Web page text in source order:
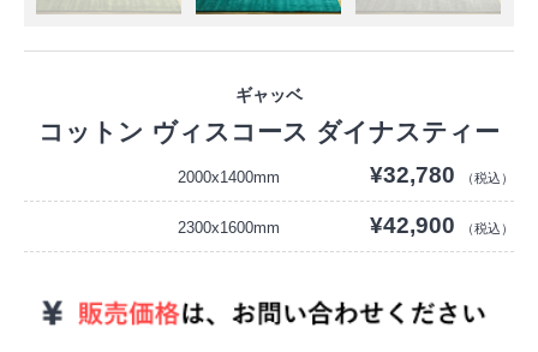
ギャッベ
コットン ヴィスコース ダイナスティー
2000x1400mm ¥32,780 （税込）
2300x1600mm ¥42,900 （税込）